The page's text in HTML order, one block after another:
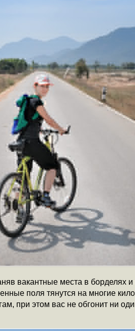
вакантные места в борделях
поля тянутся на многие
при этом вас не обгонит ни